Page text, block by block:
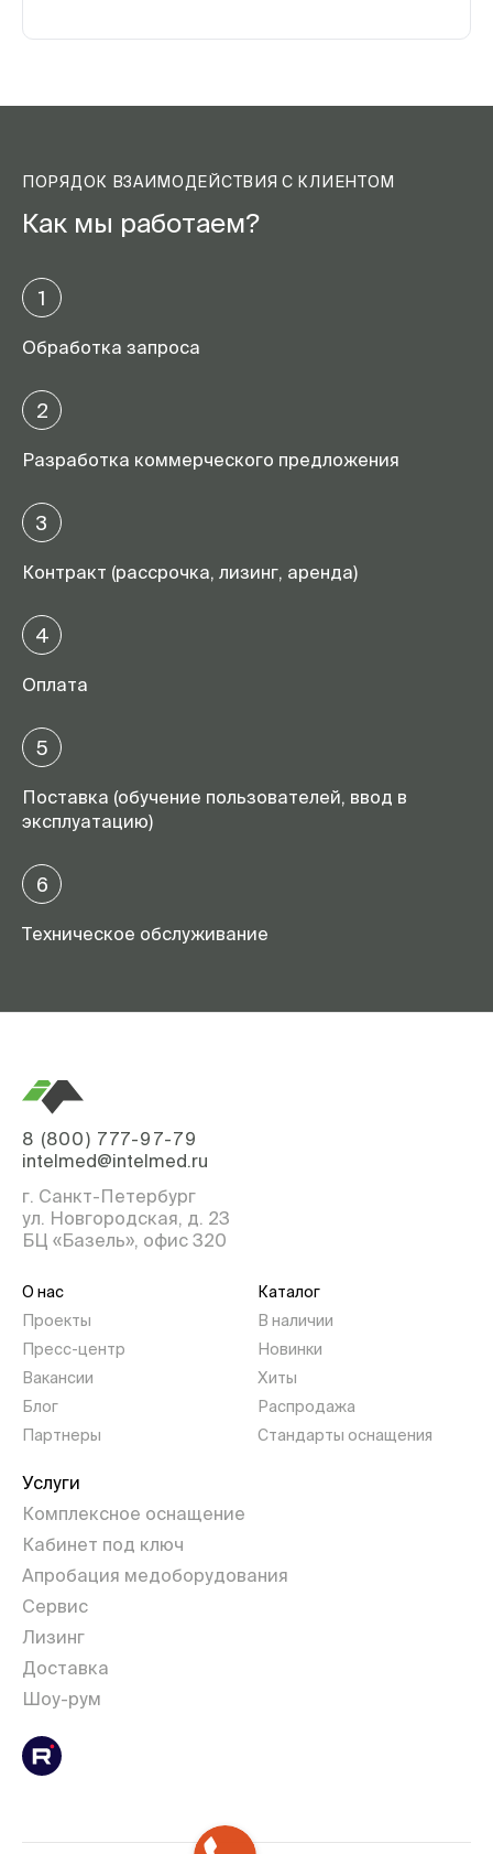
ПОРЯДОК ВЗАИМОДЕЙСТВИЯ С КЛИЕНТОМ
Как мы работаем?
1
Обработка запроса
2
Разработка коммерческого предложения
3
Контракт (рассрочка, лизинг, аренда)
4
Оплата
5
Поставка (обучение пользователей, ввод в
эксплуатацию)
6
Техническое обслуживание
8 (800) 777-97-79
intelmed@intelmed.ru
г. Санкт-Петербург
ул. Новгородская, д. 23
БЦ «Базель», офис 320
О нас
Проекты
Пресс-центр
Вакансии
Блог
Партнеры
Каталог
В наличии
Новинки
Хиты
Распродажа
Стандарты оснащения
Услуги
Комплексное оснащение
Кабинет под ключ
Апробация медоборудования
Сервис
Лизинг
Доставка
Шоу-рум